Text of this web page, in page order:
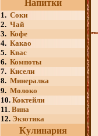
Напитки
1. Соки
2. Чай
3. Кофе
4. Какао
5. Квас
6. Компоты
7. Кисели
8. Минералка
9. Молоко
10. Коктейли
11. Вина
12. Экзотика
Кулинария